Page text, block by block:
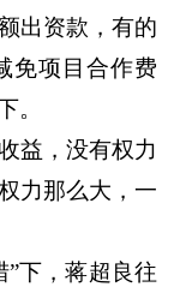
出资款，有的
免项目合作费
。
益，没有权力
力那么大，一
下，蒋超良往